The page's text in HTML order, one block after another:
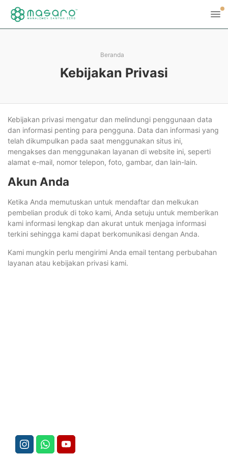
Beranda
Kebijakan Privasi
Kebijakan privasi mengatur dan melindungi penggunaan data
dan informasi penting para pengguna. Data dan informasi yang
telah dikumpulkan pada saat menggunakan situs ini,
mengakses dan menggunakan layanan di website ini, seperti
alamat e-mail, nomor telepon, foto, gambar, dan lain-lain.
Akun Anda
Ketika Anda memutuskan untuk mendaftar dan melkukan
pembelian produk di toko kami, Anda setuju untuk memberikan
kami informasi lengkap dan akurat untuk menjaga informasi
terkini sehingga kami dapat berkomunikasi dengan Anda.
Kami mungkin perlu mengirimi Anda email tentang perbubahan
layanan atau kebijakan privasi kami.